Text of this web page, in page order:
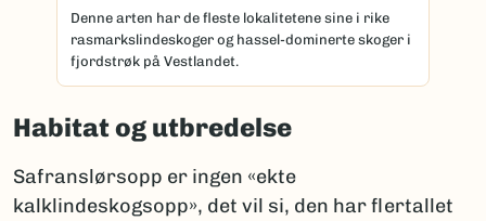
Denne arten har de fleste lokalitetene sine i rike
rasmarkslindeskoger og hassel-dominerte skoger i
fjordstrøk på Vestlandet.
Habitat og utbredelse
Safranslørsopp er ingen «ekte
kalklindeskogsopp», det vil si, den har flertallet